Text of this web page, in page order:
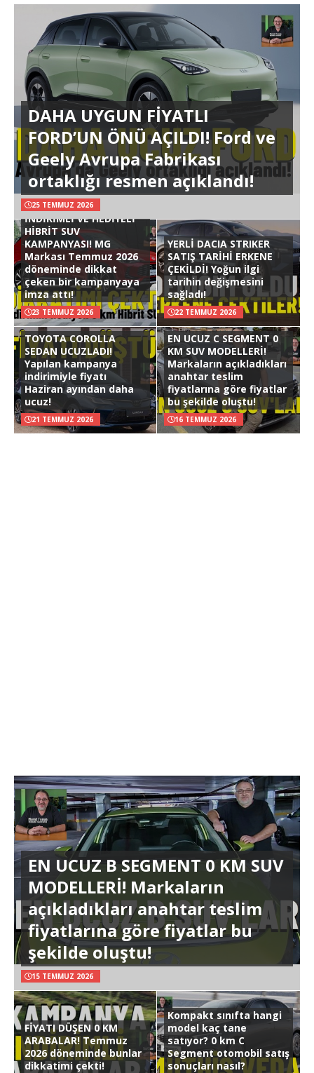
DAHA UYGUN FİYATLI
FORD’UN ÖNÜ AÇILDI! Ford ve
Geely Avrupa Fabrikası
ortaklığı resmen açıklandı!
25 TEMMUZ 2026
İNDİRİMLİ VE HEDİYELİ
HİBRİT SUV
KAMPANYASI! MG
Markası Temmuz 2026
döneminde dikkat
çeken bir kampanyaya
imza attı!
23 TEMMUZ 2026
YERLİ DACIA STRIKER
SATIŞ TARİHİ ERKENE
ÇEKİLDİ! Yoğun ilgi
tarihin değişmesini
sağladı!
22 TEMMUZ 2026
TOYOTA COROLLA
SEDAN UCUZLADI!
Yapılan kampanya
indirimiyle fiyatı
Haziran ayından daha
ucuz!
21 TEMMUZ 2026
EN UCUZ C SEGMENT 0
KM SUV MODELLERİ!
Markaların açıkladıkları
anahtar teslim
fiyatlarına göre fiyatlar
bu şekilde oluştu!
16 TEMMUZ 2026
EN UCUZ B SEGMENT 0 KM SUV
MODELLERİ! Markaların
açıkladıkları anahtar teslim
fiyatlarına göre fiyatlar bu
şekilde oluştu!
15 TEMMUZ 2026
FİYATI DÜŞEN 0 KM
ARABALAR! Temmuz
2026 döneminde bunlar
dikkatimi çekti!
Kompakt sınıfta hangi
model kaç tane
satıyor? 0 km C
Segment otomobil satış
sonuçları nasıl?